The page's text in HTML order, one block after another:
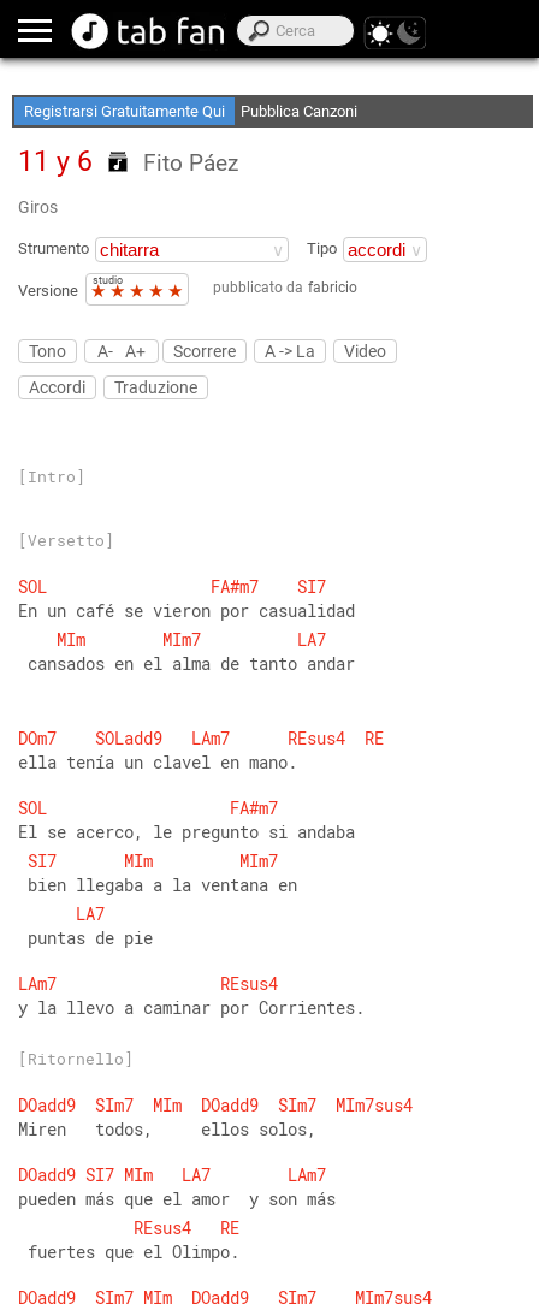
Registrarsi Gratuitamente Qui Pubblica Canzoni
11 y 6 Fito Páez
Giros
Strumento Tipo
Versione
studio
★★ ★ ★ ★ pubblicato da fabricio
Tono A- A+ Scorrere A -> La
Video
Accordi
Traduzione
[Intro]
[Versetto]
SOL FA#m7
SI7
En un café se vieron por casualidad
MIm
MIm7
LA7
cansados en el alma de tanto andar
DOm7 SOLadd9 LAm7 REsus4
RE
ella tenía un clavel en mano.
SOL
FA#m7
El se acerco, le pregunto si andaba
SI7
MIm
MIm7
bien llegaba a la ventana en
LA7
puntas de pie
LAm7
REsus4
y la llevo a caminar por Corrientes.
[Ritornello]
DOadd9 SIm7 MIm DOadd9 SIm7
MIm7sus4
Miren   todos,     ellos solos,
DOadd9 SI7 MIm LA7
LAm7
pueden más que el amor  y son más
REsus4
RE
fuertes que el Olimpo.
DOadd9
SIm7 MIm DOadd9 SIm7
MIm7sus4